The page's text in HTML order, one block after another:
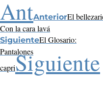
AntAnteriorEl
Con la cara lavá
SiguienteEl Glosario:
Pantalones
capriSiguiente